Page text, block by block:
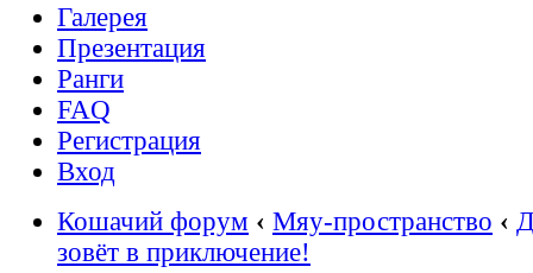
Галерея
Презентация
Ранги
FAQ
Регистрация
Вход
Кошачий форум ‹ Мяу-пространство ‹
зовёт в приключение!